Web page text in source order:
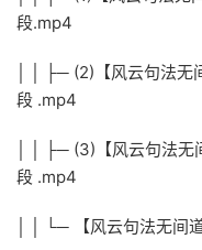
段.mp4
│ │ ├─ (2)【风云句法
段 .mp4
│ │ ├─ (3)【风云句法
段 .mp4
│ │ └─ 【风云句法无间